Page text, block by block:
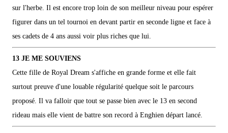
sur l'herbe. Il est encore trop loin de son meilleur niveau pour espérer
figurer dans un tel tournoi en devant partir en seconde ligne et face à
ses cadets de 4 ans aussi voir plus riches que lui.
13 JE ME SOUVIENS
Cette fille de Royal Dream s'affiche en grande forme et elle fait
surtout preuve d'une louable régularité quelque soit le parcours
proposé. Il va falloir que tout se passe bien avec le 13 en second
rideau mais elle vient de battre son record à Enghien départ lancé.